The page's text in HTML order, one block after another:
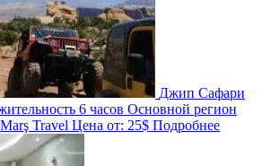
Джип Сафари
6 часов Основной регион
Marş Travel Цена от: 25$ Подробнее